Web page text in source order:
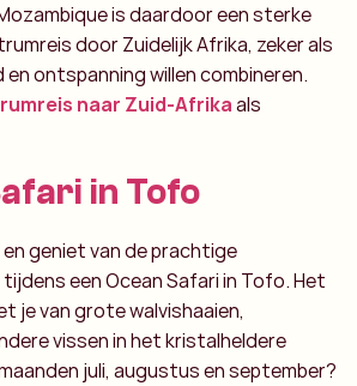
is daardoor een sterke
door Zuidelijk Afrika, zeker als
ontspanning willen combineren.
naar Zuid-Afrikaals
in Tofo
geniet van de prachtige
een Ocean Safari in Tofo. Het
je van grote walvishaaien,
vissen in het kristalheldere
juli, augustus en september?